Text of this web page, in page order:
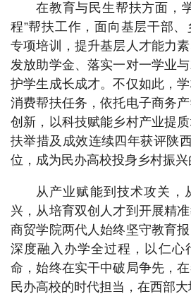
在教育与民生帮扶方面，
程”帮扶工作，面向基层干部
专项培训，提升基层人才能力
发放助学金、落实一对一学业
护学生成长成才。不仅如此，
消费帮扶任务，依托电子商务
创新，以科技赋能乡村产业提
扶举措及成效连续四年获评陕
位，成为民办高校投身乡村振兴
从产业赋能到技术攻关，
兴，从培育双创人才到开展精
商贸学院两代人始终坚守教育
深度融入办学全过程，以仁心
命，始终在实干中破局争先，
民办高校的时代担当，在西部大